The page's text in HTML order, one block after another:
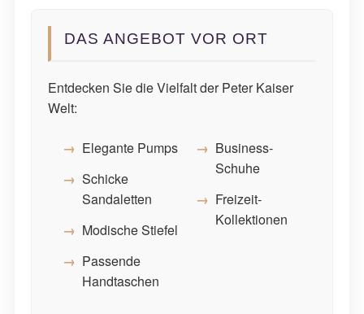
DAS ANGEBOT VOR ORT
Entdecken Sie die Vielfalt der Peter Kaiser
Welt:
Elegante Pumps
Schicke
Sandaletten
Modische Stiefel
Passende
Handtaschen
Business-
Schuhe
Freizeit-
Kollektionen